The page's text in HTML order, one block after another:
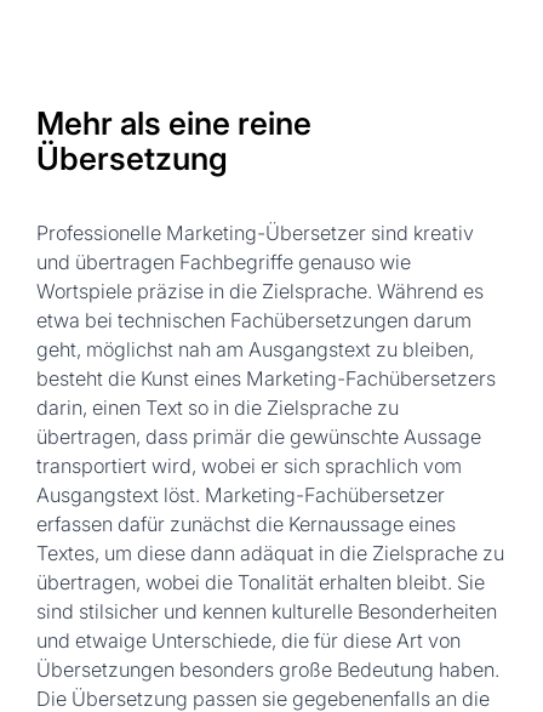
Mehr als eine reine
Übersetzung
Professionelle Marketing-Übersetzer sind kreativ
und übertragen Fachbegriffe genauso wie
Wortspiele präzise in die Zielsprache. Während es
etwa bei technischen Fachübersetzungen darum
geht, möglichst nah am Ausgangstext zu bleiben,
besteht die Kunst eines Marketing-Fachübersetzers
darin, einen Text so in die Zielsprache zu
übertragen, dass primär die gewünschte Aussage
transportiert wird, wobei er sich sprachlich vom
Ausgangstext löst. Marketing-Fachübersetzer
erfassen dafür zunächst die Kernaussage eines
Textes, um diese dann adäquat in die Zielsprache zu
übertragen, wobei die Tonalität erhalten bleibt. Sie
sind stilsicher und kennen kulturelle Besonderheiten
und etwaige Unterschiede, die für diese Art von
Übersetzungen besonders große Bedeutung haben.
Die Übersetzung passen sie gegebenenfalls an die